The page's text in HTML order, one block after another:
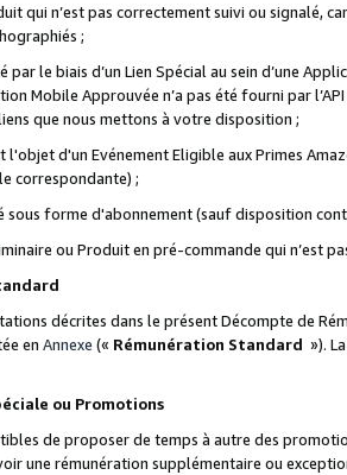
qui n’est pas correctement suivi ou signalé,
;
par le biais d’un Lien Spécial au sein d’une
Mobile Approuvée n’a pas été fourni par
que nous mettons à votre disposition ;
d'un Evénement Eligible aux Primes
correspondante) ;
sous forme d'abonnement (sauf disposition
ou Produit en pré-commande qui n’est
décrites dans le présent Décompte de
en Annexe (« Rémunération Standard »).
ou Promotions
de proposer de temps à autre des
une rémunération supplémentaire ou